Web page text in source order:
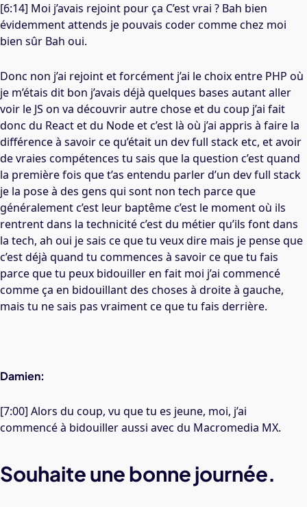
[6:14] Moi j’avais rejoint pour ça C’est vrai ? Bah bien
évidemment attends je pouvais coder comme chez moi
bien sûr Bah oui.
Donc non j’ai rejoint et forcément j’ai le choix entre PHP où
je m’étais dit bon j’avais déjà quelques bases autant aller
voir le JS on va découvrir autre chose et du coup j’ai fait
donc du React et du Node et c’est là où j’ai appris à faire la
différence à savoir ce qu’était un dev full stack etc, et avoir
de vraies compétences tu sais que la question c’est quand
la première fois que t’as entendu parler d’un dev full stack
je la pose à des gens qui sont non tech parce que
généralement c’est leur baptême c’est le moment où ils
rentrent dans la technicité c’est du métier qu’ils font dans
la tech, ah oui je sais ce que tu veux dire mais je pense que
c’est déjà quand tu commences à savoir ce que tu fais
parce que tu peux bidouiller en fait moi j’ai commencé
comme ça en bidouillant des choses à droite à gauche,
mais tu ne sais pas vraiment ce que tu fais derrière.
Damien:
[7:00] Alors du coup, vu que tu es jeune, moi, j’ai
commencé à bidouiller aussi avec du Macromedia MX.
Souhaite une bonne journée.